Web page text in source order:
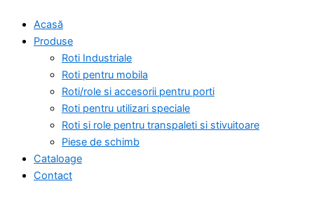
content
Acasă
Produse
Roti Industriale
Roti pentru mobila
Roti/role si accesorii pentru porti
Roti pentru utilizari speciale
Roti si role pentru transpaleti si stivuitoare
Piese de schimb
Cataloage
Contact